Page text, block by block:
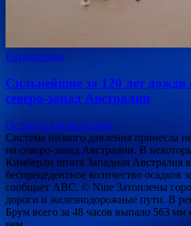
Катаклизмы
Сильнейшие за 120 лет
северо-запад Австралии
Оставьте комментарий
Система низкого давления принесла
на северо-запад Австралии. В
Кимберли штата Западная Австралия
беспрецедентное количество осадков
сообщает ABC. © Nine Затоплены
дороги и железнодорожные пути. В
Брум всего за 48 часов выпало 563